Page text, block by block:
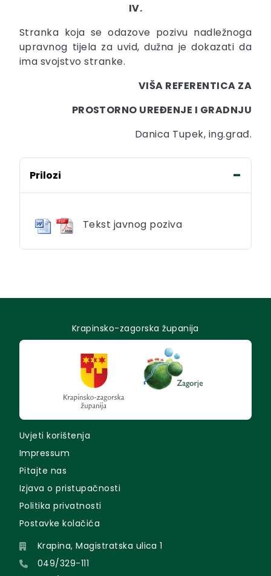
IV.
Stranka koja se odazove pozivu nadležnoga
upravnog tijela za uvid, dužna je dokazati da
ima svojstvo stranke.
VIŠA REFERENTICA ZA
PROSTORNO UREĐENJE I GRADNJU
Danica Tupek, ing.građ.
Prilozi
Tekst javnog poziva
Krapinsko-zagorska županija
Uvjeti korištenja
Impressum
Pitajte nas
Izjava o pristupačnosti
Politika privatnosti
Postavke kolačića
Krapina, Magistratska ulica 1
049/329-111